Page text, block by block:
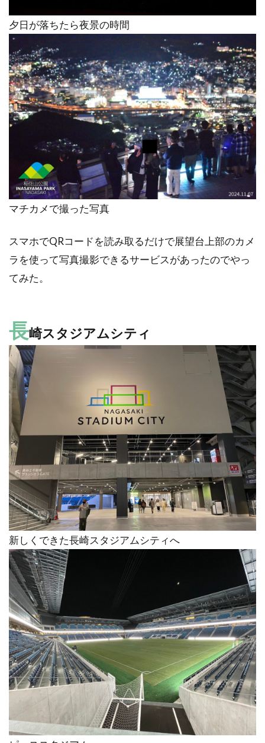
夕日が落ちたら夜景の時間
マチカメで撮った写真
スマホでQRコードを読み取るだけで展望台上部のカメ
ラを使って写真撮影できるサービスがあったのでやっ
てみた。
長崎スタジアムシティ
新しくできた長崎スタジアムシティへ